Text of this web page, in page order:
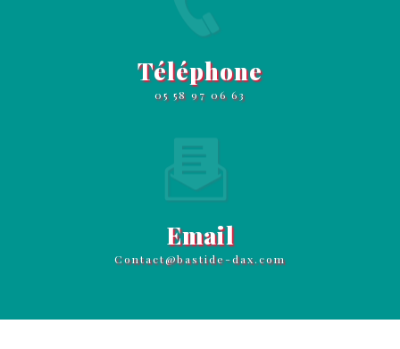
Téléphone
05 58 97 06 63
Email
contact@bastide-dax.com